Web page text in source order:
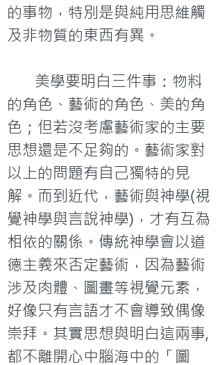
的事物，特別是與純用思維觸
及非物質的東西有異。
的角色、藝術的角色、美的角
色；但若沒考慮藝術家的主要
思想還是不足夠的。藝術家對
以上的問題有自己獨特的見
解。而到近代，藝術與神學(視
覺神學與言說神學)，才有互為
相依的關係。傳統神學會以道
德主義來否定藝術，因為藝術
涉及肉體、圖畫等視覺元素，
好像只有言語才不會導致偶像
崇拜。其實思想與明白這兩事,
都不離開心中腦海中的「圖